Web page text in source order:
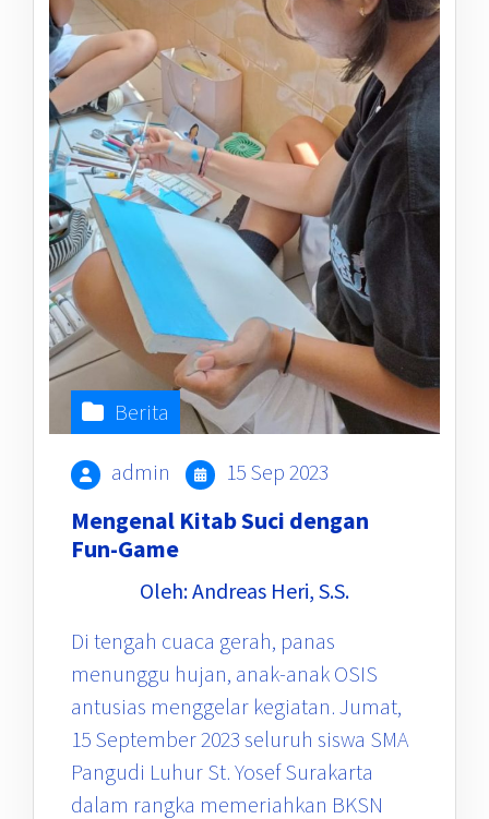
Berita
admin 15 Sep 2023
Mengenal Kitab Suci dengan
Fun-Game
Oleh: Andreas Heri, S.S.
Di tengah cuaca gerah, panas
menunggu hujan, anak-anak OSIS
antusias menggelar kegiatan. Jumat,
15 September 2023 seluruh siswa SMA
Pangudi Luhur St. Yosef Surakarta
dalam rangka memeriahkan BKSN